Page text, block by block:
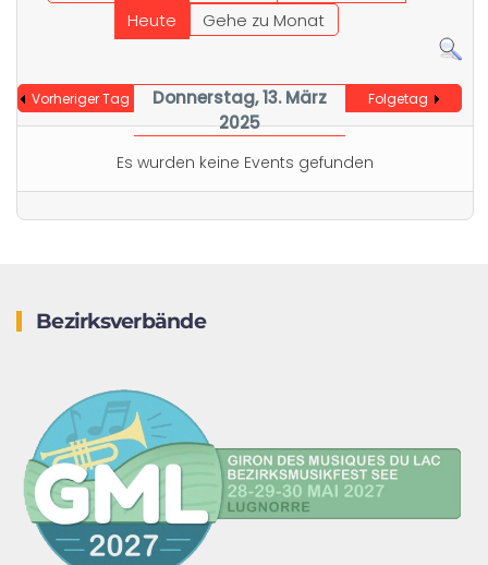
Heute
Gehe zu Monat
Vorheriger Tag
Donnerstag, 13. März
2025
Folgetag
Es wurden keine Events gefunden
Bezirksverbände